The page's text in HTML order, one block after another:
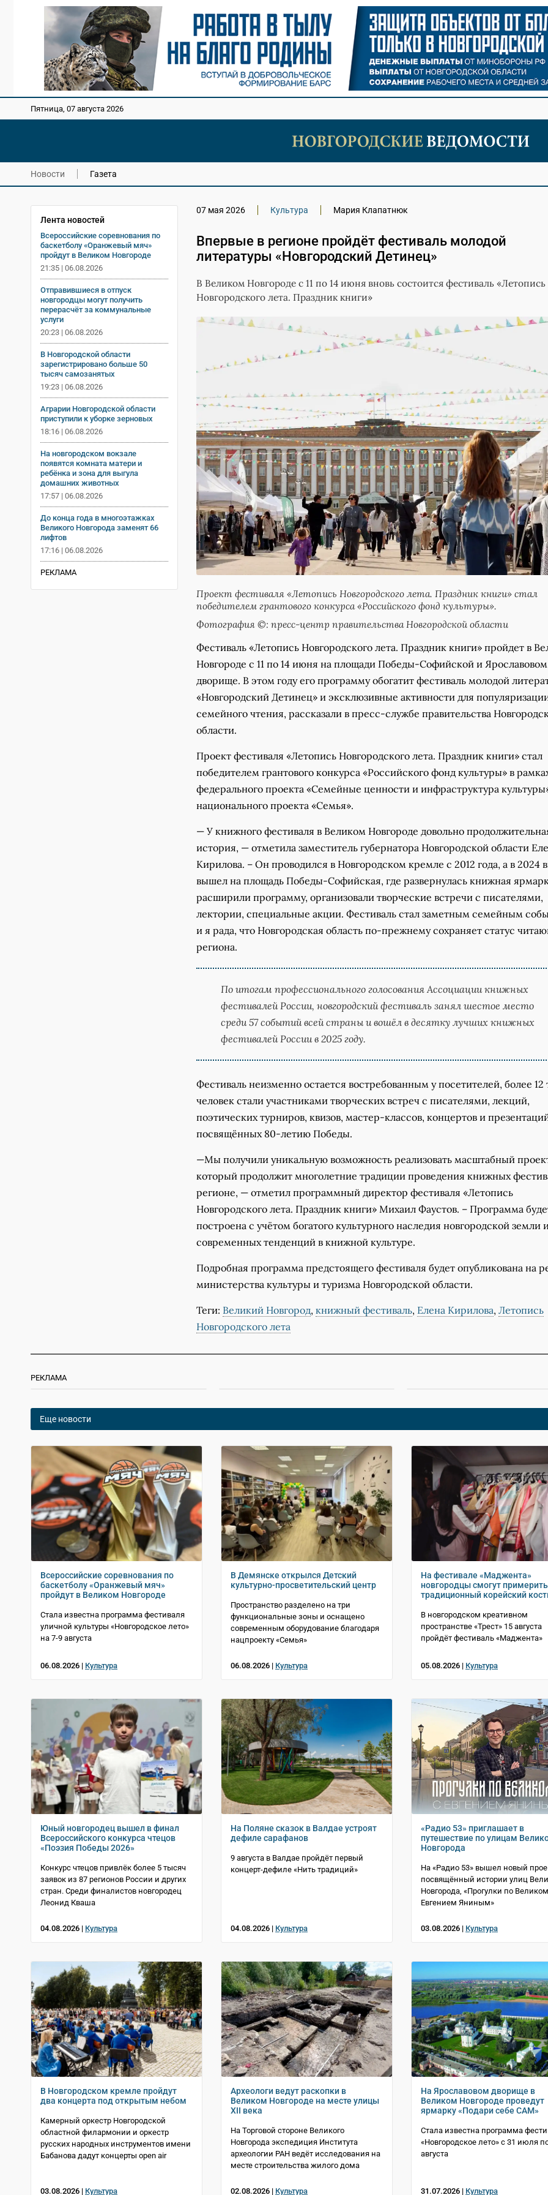
Пятница, 07 августа 2026
Новости Газета
Лента новостей
Всероссийские соревнования по
баскетболу «Оранжевый мяч»
пройдут в Великом Новгороде
21:35 | 06.08.2026
Отправившиеся в отпуск
новгородцы могут получить
перерасчёт за коммунальные
услуги
20:23 | 06.08.2026
В Новгородской области
зарегистрировано больше 50
тысяч самозанятых
19:23 | 06.08.2026
Аграрии Новгородской области
приступили к уборке зерновых
18:16 | 06.08.2026
На новгородском вокзале
появятся комната матери и
ребёнка и зона для выгула
домашних животных
17:57 | 06.08.2026
До конца года в многоэтажках
Великого Новгорода заменят 66
лифтов
17:16 | 06.08.2026
РЕКЛАМА
07 мая 2026 Культура Мария Клапатнюк
Впервые в регионе пройдёт фестиваль молодой
литературы «Новгородский Детинец»
В Великом Новгороде с 11 по 14 июня вновь состоится фестиваль «Летопись
Новгородского лета. Праздник книги»
Проект фестиваля «Летопись Новгородского лета. Праздник книги» стал
победителем грантового конкурса «Российского фонд культуры».
Фотография ©: пресс-центр правительства Новгородской области
Фестиваль «Летопись Новгородского лета. Праздник книги» пройдет в
Новгороде с 11 по 14 июня на площади Победы-Софийской и Ярославовом
дворище. В этом году его программу обогатит фестиваль молодой
«Новгородский Детинец» и эксклюзивные активности для
семейного чтения, рассказали в пресс-службе правительства
области.
Проект фестиваля «Летопись Новгородского лета. Праздник книги» стал
победителем грантового конкурса «Российского фонд культуры» в
федерального проекта «Семейные ценности и инфраструктура
национального проекта «Семья».
— У книжного фестиваля в Великом Новгороде довольно
история, — отметила заместитель губернатора Новгородской области
Кирилова. – Он проводился в Новгородском кремле с 2012 года, а в 2024
вышел на площадь Победы-Софийская, где развернулась книжная
расширили программу, организовали творческие встречи с писателями,
лектории, специальные акции. Фестиваль стал заметным семейным
и я рада, что Новгородская область по-прежнему сохраняет статус
региона.
По итогам профессионального голосования Ассоциации книжных
фестивалей России, новгородский фестиваль занял шестое место
среди 57 событий всей страны и вошёл в десятку лучших книжных
фестивалей России в 2025 году.
Фестиваль неизменно остается востребованным у посетителей, более 12
человек стали участниками творческих встреч с писателями, лекций,
поэтических турниров, квизов, мастер-классов, концертов и
посвящённых 80-летию Победы.
—Мы получили уникальную возможность реализовать масштабный
который продолжит многолетние традиции проведения книжных
регионе, — отметил программный директор фестиваля «Летопись
Новгородского лета. Праздник книги» Михаил Фаустов. – Программа
построена с учётом богатого культурного наследия новгородской земли
современных тенденций в книжной культуре.
Подробная программа предстоящего фестиваля будет опубликована на
министерства культуры и туризма Новгородской области.
Теги: Великий Новгород, книжный фестиваль, Елена Кирилова, Летопись
Новгородского лета
РЕКЛАМА
Еще новости
Всероссийские соревнования по
баскетболу «Оранжевый мяч»
пройдут в Великом Новгороде
Стала известна программа фестиваля
уличной культуры «Новгородское лето»
на 7-9 августа
06.08.2026 | Культура
В Демянске открылся Детский
культурно-просветительский центр
Пространство разделено на три
функциональные зоны и оснащено
современным оборудование благодаря
нацпроекту «Семья»
06.08.2026 | Культура
На фестивале «Маджента»
новгородцы смогут примерить
традиционный корейский
В новгородском креативном
пространстве «Трест» 15 августа
пройдёт фестиваль «Маджента»
05.08.2026 | Культура
Юный новгородец вышел в финал
Всероссийского конкурса чтецов
«Поэзия Победы 2026»
Конкурс чтецов привлёк более 5 тысяч
заявок из 87 регионов России и других
стран. Среди финалистов новгородец
Леонид Кваша
04.08.2026 | Культура
На Поляне сказок в Валдае устроят
дефиле сарафанов
9 августа в Валдае пройдёт первый
концерт-дефиле «Нить традиций»
04.08.2026 | Культура
«Радио 53» приглашает в
путешествие по улицам
Новгорода
На «Радио 53» вышел новый
посвящённый истории улиц
Новгорода, «Прогулки по
Евгением Яниным»
03.08.2026 | Культура
В Новгородском кремле пройдут
два концерта под открытым небом
Камерный оркестр Новгородской
областной филармонии и оркестр
русских народных инструментов имени
Бабанова дадут концерты open air
03.08.2026 | Культура
Археологи ведут раскопки в
Великом Новгороде на месте улицы
XII века
На Торговой стороне Великого
Новгорода экспедиция Института
археологии РАН ведёт исследования на
месте строительства жилого дома
02.08.2026 | Культура
На Ярославовом дворище в
Великом Новгороде проведут
ярмарку «Подари себе САМ»
Стала известна программа
«Новгородское лето» с 31 июля
августа
31.07.2026 | Культура